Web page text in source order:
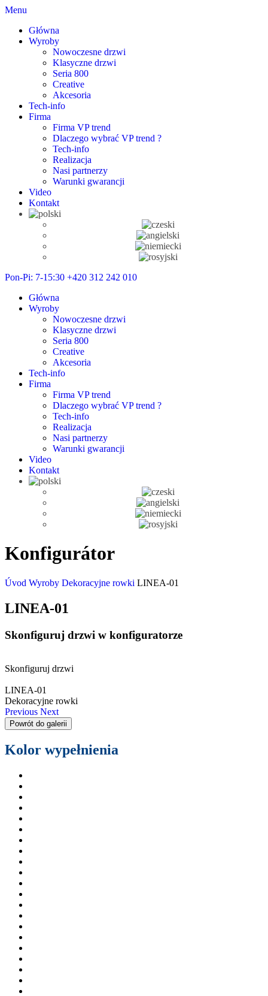
Menu
Główna
Wyroby
Nowoczesne drzwi
Klasyczne drzwi
Seria 800
Creative
Akcesoria
Tech-info
Firma
Firma VP trend
Dlaczego wybrać VP trend ?
Tech-info
Realizacja
Nasi partnerzy
Warunki gwarancji
Video
Kontakt
Pon-Pi: 7-15:30 +420 312 242 010
Główna
Wyroby
Nowoczesne drzwi
Klasyczne drzwi
Seria 800
Creative
Akcesoria
Tech-info
Firma
Firma VP trend
Dlaczego wybrać VP trend ?
Tech-info
Realizacja
Nasi partnerzy
Warunki gwarancji
Video
Kontakt
Konfigurátor
Úvod Wyroby Dekoracyjne rowki LINEA-01
LINEA-01
Skonfiguruj drzwi w konfiguratorze
Skonfiguruj drzwi
LINEA-01
Dekoracyjne rowki
Previous Next
Powrót do galerii
Kolor wypełnienia